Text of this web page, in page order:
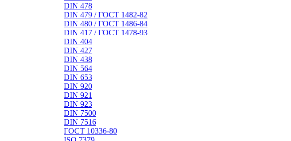
DIN 478
DIN 479 / ГОСТ 1482-82
DIN 480 / ГОСТ 1486-84
DIN 417 / ГОСТ 1478-93
DIN 404
DIN 427
DIN 438
DIN 564
DIN 653
DIN 920
DIN 921
DIN 923
DIN 7500
DIN 7516
ГОСТ 10336-80